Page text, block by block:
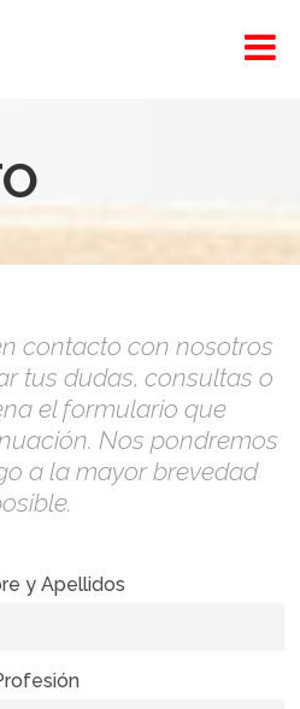
contacto con nosotros
tus dudas, consultas o
el formulario que
Nos pondremos
a la mayor brevedad
y Apellidos